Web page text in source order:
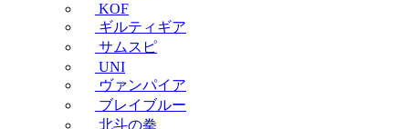
KOF
ギルティギア
サムスピ
UNI
ヴァンパイア
ブレイブルー
北斗の拳